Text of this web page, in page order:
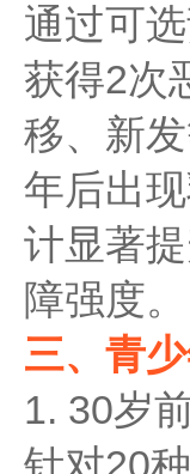
通过可
获得2次
移、新
年后出
计显著
障强度。
三、青
1. 30岁
针对20